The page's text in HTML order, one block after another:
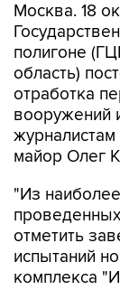
Москва. 18
полигоне
область)
отработка
вооружений
журналистам
майор Олег
"Из
отметить
испытаний
комплекса